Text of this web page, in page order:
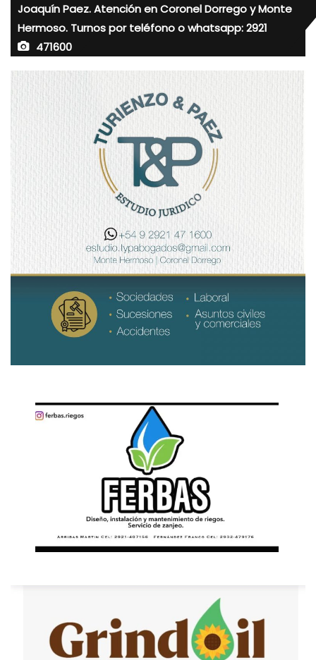
Joaquín Paez. Atención en Coronel Dorrego y Monte
Hermoso. Turnos por teléfono o whatsapp: 2921
471600